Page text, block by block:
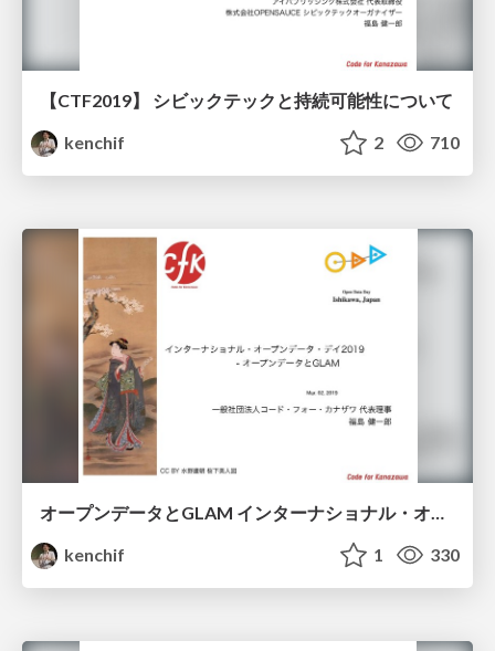
【CTF2019】 シビックテックと持続可能性について
kenchif
2 710
オープンデータとGLAM インターナショナル・オープンデータ・デイ2019 in ISHIKAWA
kenchif
1 330